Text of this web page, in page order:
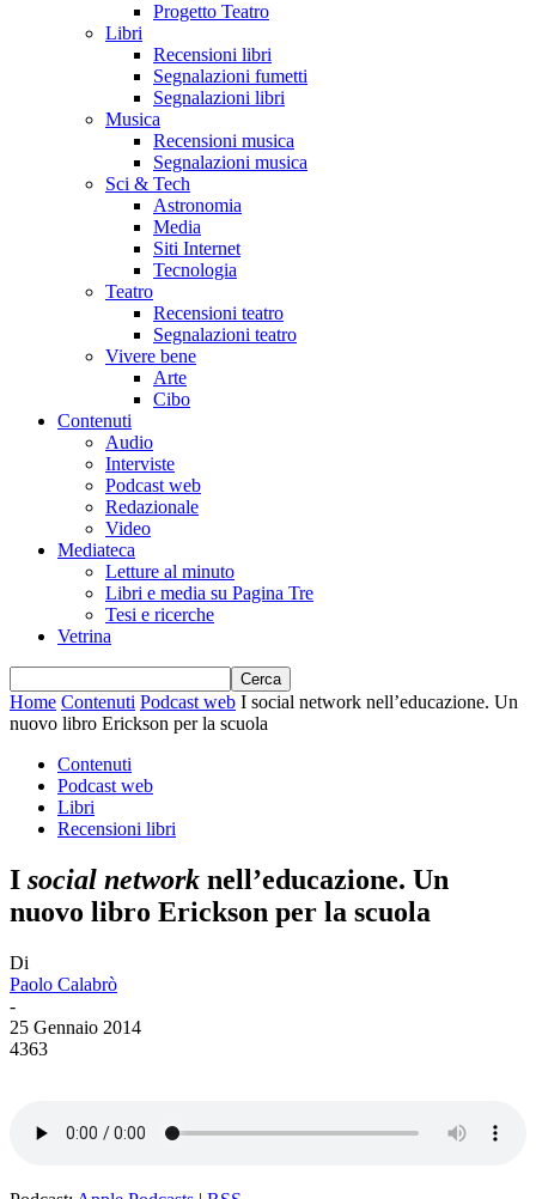
Progetto Teatro
Libri
Recensioni libri
Segnalazioni fumetti
Segnalazioni libri
Musica
Recensioni musica
Segnalazioni musica
Sci & Tech
Astronomia
Media
Siti Internet
Tecnologia
Teatro
Recensioni teatro
Segnalazioni teatro
Vivere bene
Arte
Cibo
Contenuti
Audio
Interviste
Podcast web
Redazionale
Video
Mediateca
Letture al minuto
Libri e media su Pagina Tre
Tesi e ricerche
Vetrina
Home Contenuti Podcast web I social network nell’educazione. Un
nuovo libro Erickson per la scuola
Contenuti
Podcast web
Libri
Recensioni libri
I social network nell’educazione. Un
nuovo libro Erickson per la scuola
Di
Paolo Calabrò
-
25 Gennaio 2014
4363